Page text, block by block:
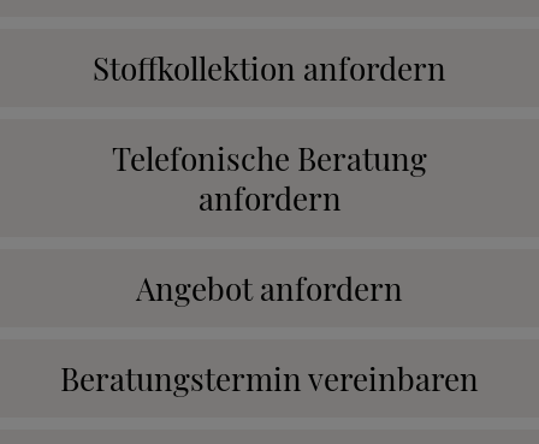
Stoffkollektion anfordern
Telefonische Beratung
anfordern
Angebot anfordern
Beratungstermin vereinbaren